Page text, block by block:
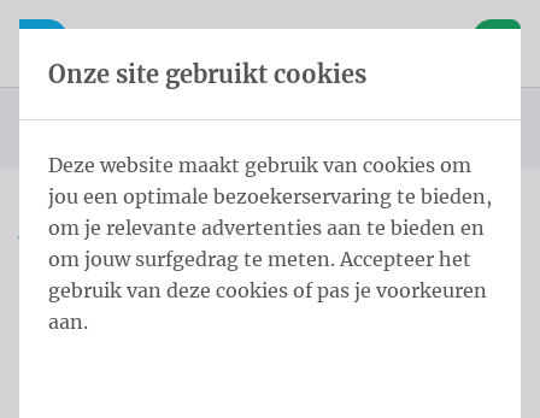
Inhoud overslaan
Taalkeuze overslaan
Open mobiele navigatie
Startpagina
Producten
Vlaggen
Officiële vlaggen
Landenvlaggen
Landenvlaggen Europa Vlag Kosovo 100x150 cm
Vlag Kosovo 100x150 cm
Productinformatie
Onze site gebruikt cookies
Deze website maakt gebruik van cookies om
jou een optimale bezoekerservaring te bieden,
om je relevante advertenties aan te bieden en
om jouw surfgedrag te meten. Accepteer het
gebruik van deze cookies of pas je voorkeuren
aan.